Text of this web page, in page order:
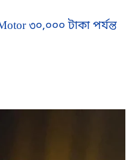
৩০,০০০ টাকা পর্যন্ত